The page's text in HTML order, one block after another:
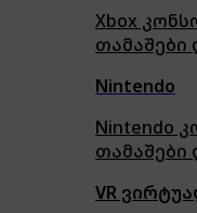
Xbox
თამაშები
Nintendo
Nintendo
თამაშები
VR